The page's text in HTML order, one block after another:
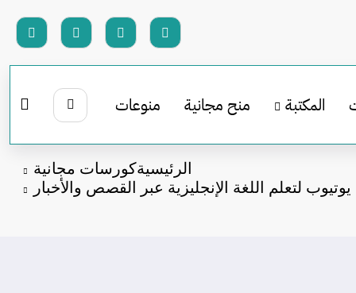
المكتبة منح مجانية منوعات
الرئيسيةكورسات مجانية
لتعلم اللغة الإنجليزية عبر القصص والأخبار